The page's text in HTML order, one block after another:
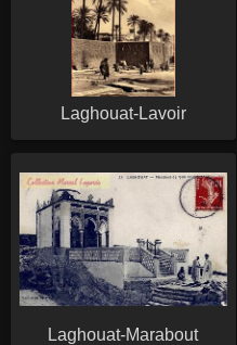
Laghouat-Lavoir
Laghouat-Marabout